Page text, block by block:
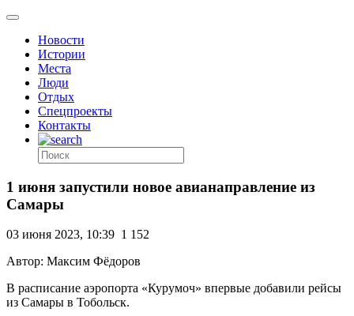
Новости
Истории
Места
Люди
Отдых
Спецпроекты
Контакты
1 июня запустили новое авианаправление из
Самары
03 июня 2023, 10:39 1 152
Автор: Максим Фёдоров
В расписание аэропорта «Курумоч» впервые добавили рейсы
из Самары в Тобольск.